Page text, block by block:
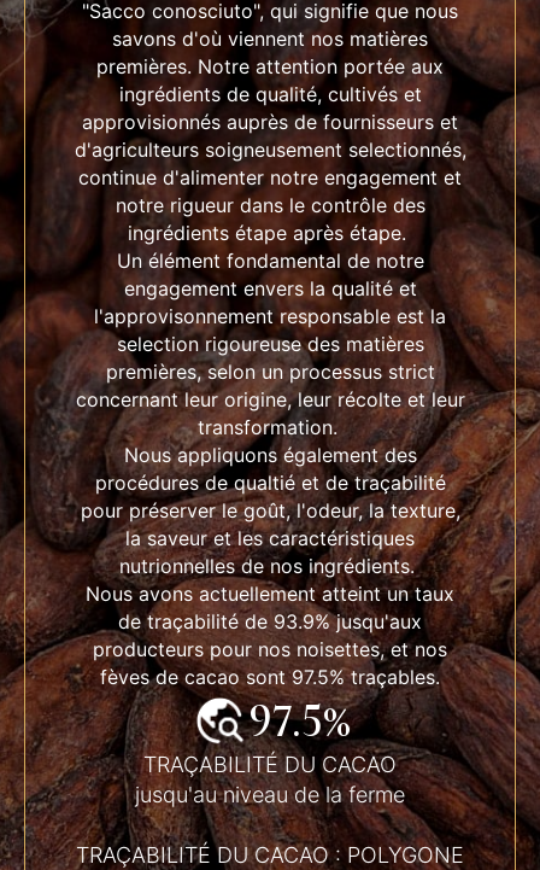
"Sacco conosciuto", qui signifie que nous
savons d'où viennent nos matières
premières. Notre attention portée aux
ingrédients de qualité, cultivés et
approvisionnés auprès de fournisseurs et
d'agriculteurs soigneusement selectionnés,
continue d'alimenter notre engagement et
notre rigueur dans le contrôle des
ingrédients étape après étape.
Un élément fondamental de notre
engagement envers la qualité et
l'approvisonnement responsable est la
selection rigoureuse des matières
premières, selon un processus strict
concernant leur origine, leur récolte et leur
transformation.
Nous appliquons également des
procédures de qualtié et de traçabilité
pour préserver le goût, l'odeur, la texture,
la saveur et les caractéristiques
nutrionnelles de nos ingrédients.
Nous avons actuellement atteint un taux
de traçabilité de 93.9% jusqu'aux
producteurs pour nos noisettes, et nos
fèves de cacao sont 97.5% traçables.
97.5%
TRAÇABILITÉ DU CACAO
jusqu'au niveau de la ferme
TRAÇABILITÉ DU CACAO : POLYGONE